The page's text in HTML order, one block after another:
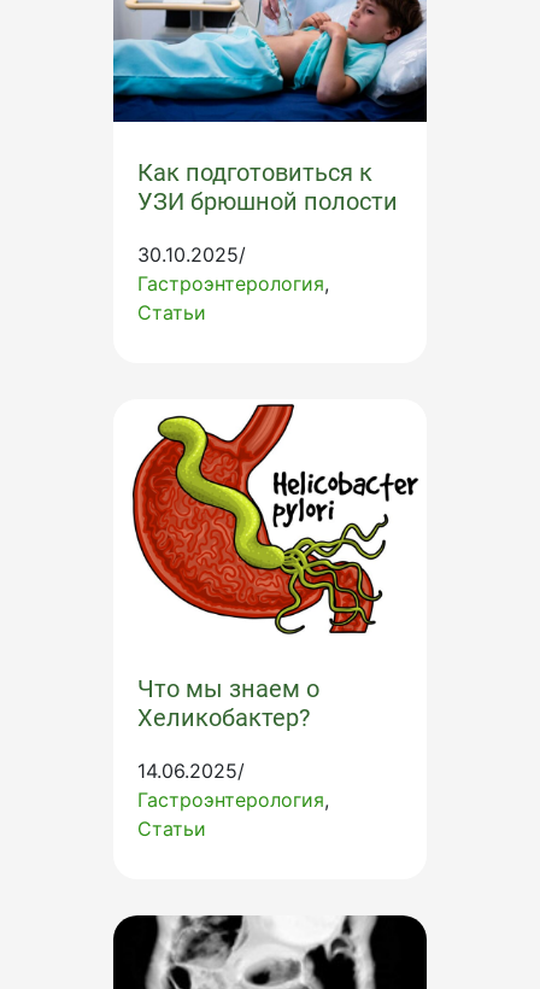
Как подготовиться к
УЗИ брюшной полости
30.10.2025/
Гастроэнтерология
Статьи
Что мы знаем о
Хеликобактер?
14.06.2025/
Гастроэнтерология
Статьи